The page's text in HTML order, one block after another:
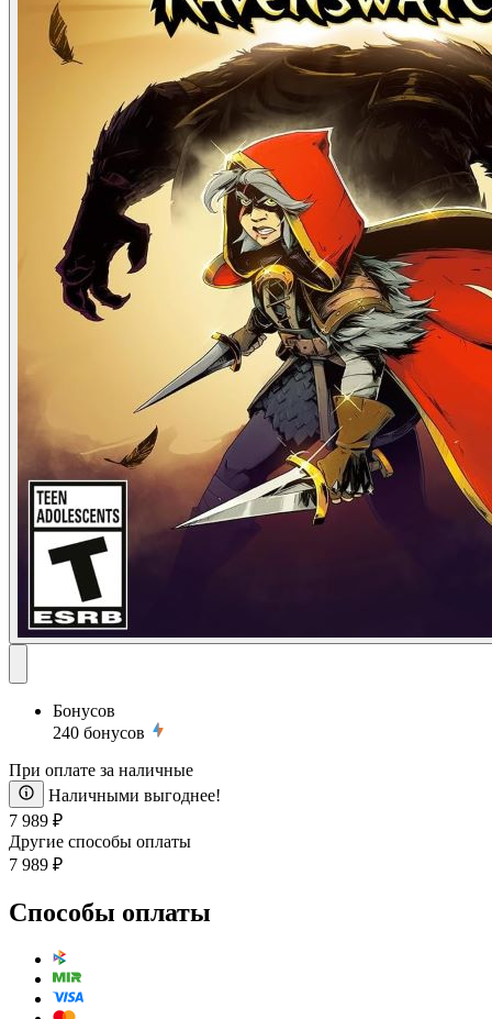
Бонусов
240 бонусов
При оплате за наличные
Наличными выгоднее!
7 989 ₽
Другие способы оплаты
7 989 ₽
Способы оплаты